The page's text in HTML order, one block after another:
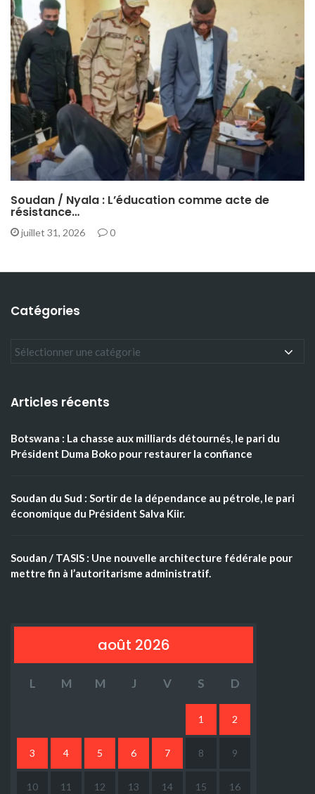
Soudan / Nyala : L’éducation comme acte de
résistance…
juillet 31, 2026 0
Catégories
Articles récents
Botswana : La chasse aux milliards détournés, le pari du
Président Duma Boko pour restaurer la confiance
Soudan du Sud : Sortir de la dépendance au pétrole, le pari
économique du Président Salva Kiir.
Soudan / TASIS : Une nouvelle architecture fédérale pour
mettre fin à l’autoritarisme administratif.
août 2026
L M M J V S D
1 2
3 4 5 6 7 8 9
10 11 12 13 14 15 16